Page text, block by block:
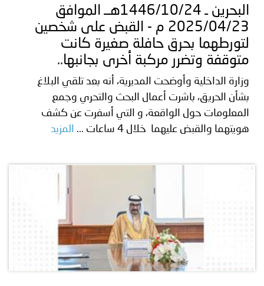
البحرين ـ 1446/10/24هــ الموافق
2025/04/23 م - القبض على شخصين
لتورطهما بحرق حافلة صغيرة كانت
متوقفة وتضرر مركبة أخرى بجانبها..
وزارة الداخلية وأوضحت المديرية، أنه بعد تلقي البلاغ
بشأن الحريق، باشرت أعمال البحث والتحري وجمع
المعلومات حول الواقعة، و التي أسفرت عن كشف
هويتهما والقبض عليهما خلال 4 ساعات ...
المزيد